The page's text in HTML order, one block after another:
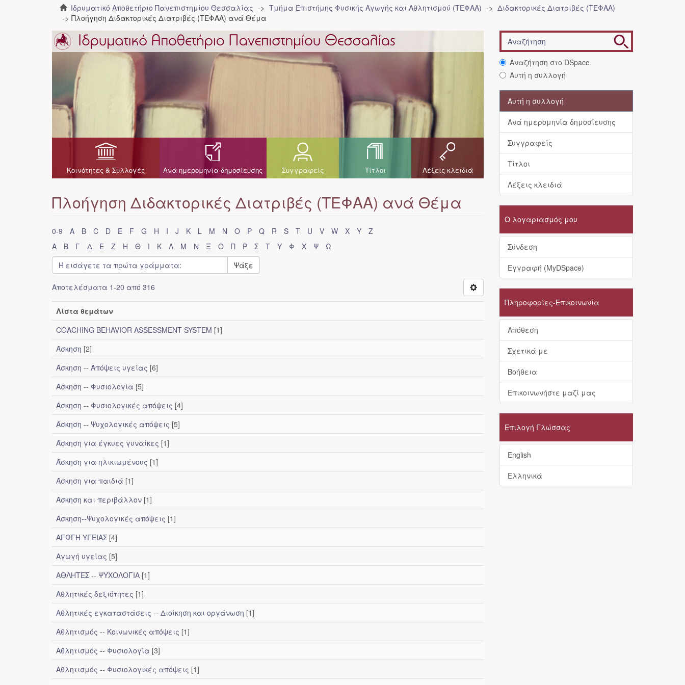
Ιδρυματικό Αποθετήριο Πανεπιστημίου Θεσσαλίας Τμήμα Επιστήμης Φυσικής Αγωγής και Αθλητισμού (ΤΕΦΑΑ)
Διδακτορικές Διατριβές (ΤΕΦΑΑ)
Πλοήγηση Διδακτορικές Διατριβές (ΤΕΦΑΑ) ανά Θέμα
Κοινότητες & Συλλογές Ανά ημερομηνία δημοσίευσης Συγγραφείς Τίτλοι Λέξεις κλειδιά
Πλοήγηση Διδακτορικές Διατριβές (ΤΕΦΑΑ) ανά Θέμα
0-9 A B C D E F G H I J K L M N O P Q R S T U V W X Y
Z
Α
Β Γ Δ Ε Ζ Η Θ Ι Κ Λ Μ Ν Ξ Ο Π Ρ Σ Τ Υ Φ Χ Ψ
Ω
Ψάξε
Αποτελέσματα 1-20 από 316
Λίστα θεμάτων
COACHING BEHAVIOR ASSESSMENT SYSTEM [1]
Άσκηση [2]
Άσκηση -- Απόψεις υγείας [6]
Άσκηση -- Φυσιολογία [5]
Άσκηση -- Φυσιολογικές απόψεις [4]
Άσκηση -- Ψυχολογικές απόψεις [5]
Άσκηση για έγκυες γυναίκες [1]
Άσκηση για ηλικιωμένους [1]
Άσκηση για παιδιά [1]
Άσκηση και περιβάλλον [1]
Άσκηση--Ψυχολογικές απόψεις [1]
ΑΓΩΓΗ ΥΓΕΙΑΣ [4]
Αγωγή υγείας [5]
ΑΘΛΗΤΕΣ -- ΨΥΧΟΛΟΓΙΑ [1]
Αθλητικές δεξιότητες [1]
Αθλητικές εγκαταστάσεις -- Διοίκηση και οργάνωση [1]
Αθλητισμός -- Κοινωνικές απόψεις [1]
Αθλητισμός -- Φυσιολογία [3]
Αθλητισμός -- Φυσιολογικές απόψεις [1]
Αναζήτηση στο DSpace
Αυτή η συλλογή
Αυτή η συλλογή
Ανά ημερομηνία δημοσίευσης
Συγγραφείς
Τίτλοι
Λέξεις κλειδιά
Ο λογαριασμός μου
Σύνδεση
Εγγραφή (MyDSpace)
Πληροφορίες-Επικοινωνία
Απόθεση
Σχετικά με
Βοήθεια
Επικοινωνήστε μαζί μας
Επιλογή Γλώσσας
English
Ελληνικά